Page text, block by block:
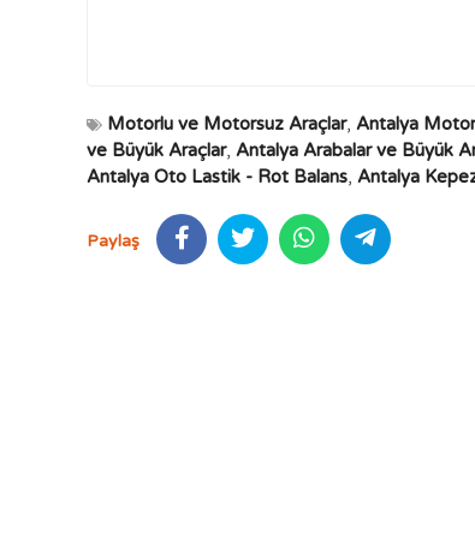
Motorlu ve Motorsuz Araçlar, Antalya
ve Büyük Araçlar, Antalya Arabalar ve Büyük
Antalya Oto Lastik - Rot Balans, Antalya
Paylaş